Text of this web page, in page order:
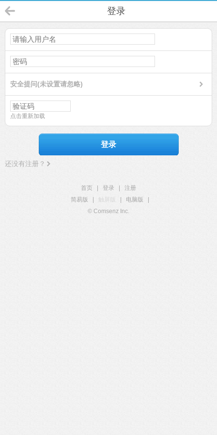
登录
安全提问(未设置请忽略)
点击重新加载
登录
还没有注册？
首页 登录
注册
简易版
触屏版 电脑版
© Comsenz Inc.